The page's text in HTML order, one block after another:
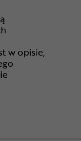
w opisie,